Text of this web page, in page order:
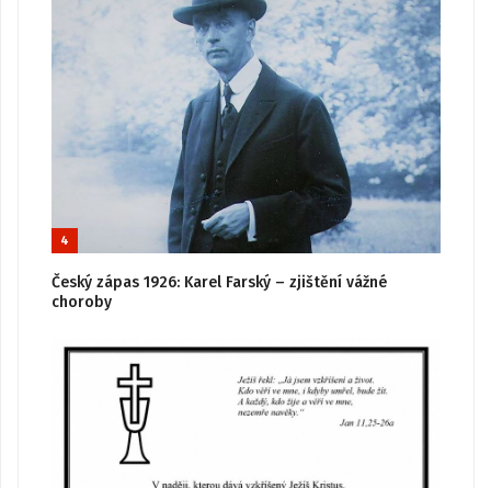
4
Český zápas 1926: Karel Farský – zjištění vážné
choroby